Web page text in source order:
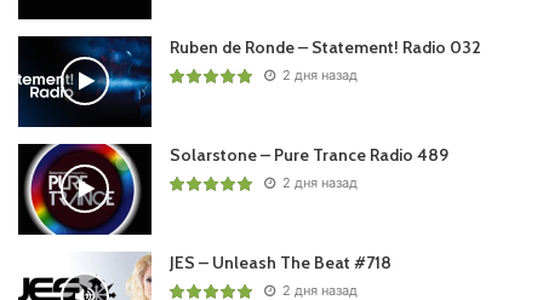
Пользовательская оценка:
Ruben de Ronde – Statement! Radio 032
2 дня назад
Solarstone – Pure Trance Radio 489
2 дня назад
JES – Unleash The Beat #718
2 дня назад